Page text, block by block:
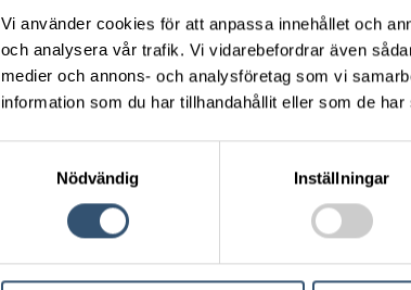
Vi använder cookies för att anpassa innehållet och
och analysera vår trafik. Vi vidarebefordrar även
medier och annons- och analysföretag som vi
information som du har tillhandahållit eller som de
Nödvändig
Inställningar
Vill ni ta del av vårt nyhetsbrev?